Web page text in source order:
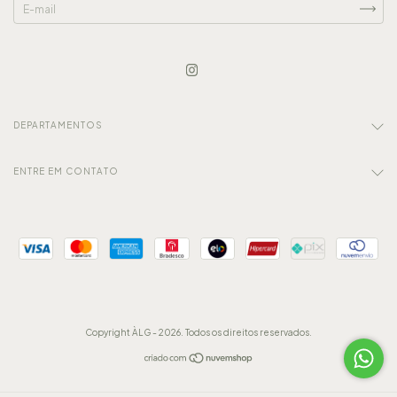
DEPARTAMENTOS
ENTRE EM CONTATO
Copyright ÀLG - 2026. Todos os direitos reservados.